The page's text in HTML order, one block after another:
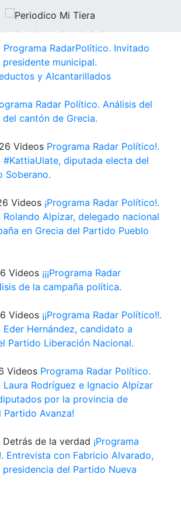
la verdad
Programa​ RadarPolítico​. Invitado
municipal.
Radar Político. Análisis del
cantón de Grecia.
Videos Programa Radar Político!.
#KattiaUlate​, diputada electa del
Soberano.
Videos ¡Programa Radar Político!.
Alpízar, delegado nacional
en Grecia del Partido Pueblo
Videos ¡¡¡Programa Radar
de la campaña política.
Videos ¡¡Programa Radar Político!!.
Hernández, candidato a
Partido Liberación Nacional.
Videos Programa Radar Político.
Rodríguez e Ignacio Alpízar
por la provincia de
Partido Avanza!
Detrás de la verdad ¡Programa
Entrevista con Fabricio Alvarado,
del Partido Nueva